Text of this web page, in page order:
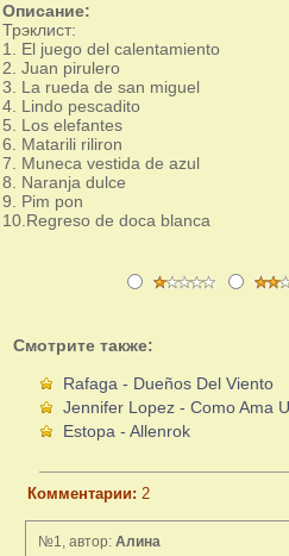
Описание:
Трэклист:
1. El juego del calentamiento
2. Juan pirulero
3. La rueda de san miguel
4. Lindo pescadito
5. Los elefantes
6. Matarili riliron
7. Muneca vestida de azul
8. Naranja dulce
9. Pim pon
10.Regreso de doсa blanca
Смотрите также:
Rafaga - Dueños Del Viento
Jennifer Lopez - Como Ama
Estopa - Allenrok
Комментарии: 2
№1, автор: Алина